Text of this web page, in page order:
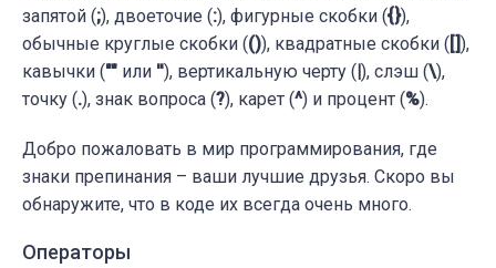
запятой (;), двоеточие (:), фигурные скобки ({}),
обычные круглые скобки (()), квадратные скобки ([]),
кавычки ("" или ''), вертикальную черту (|), слэш (\),
точку (.), знак вопроса (?), карет (^) и процент (%).
Добро пожаловать в мир программирования, где
знаки препинания – ваши лучшие друзья. Скоро вы
обнаружите, что в коде их всегда очень много.
Операторы